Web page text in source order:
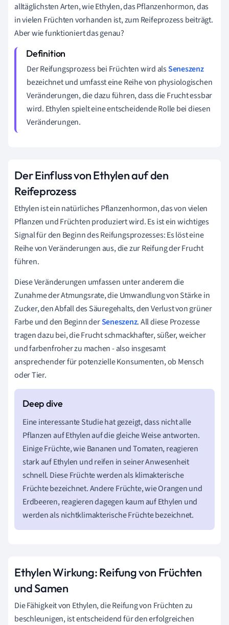
alltäglichsten Arten, wie Ethylen, das Pflanzenhormon, das
in vielen Früchten vorhanden ist, zum Reifeprozess beiträgt.
Aber wie funktioniert das genau?
Der Reifungsprozess bei Früchten wird alsSeneszenz
bezeichnet und umfasst eine Reihe von physiologischen
Veränderungen, die dazu führen, dass die Frucht essbar
wird. Ethylen spielt eine entscheidende Rolle bei diesen
Veränderungen.
Der Einfluss von Ethylen auf den
Reifeprozess
Ethylen ist ein natürliches Pflanzenhormon, das von vielen
Pflanzen und Früchten produziert wird. Es ist ein wichtiges
Signal für den Beginn des Reifungsprozesses: Es löst eine
Reihe von Veränderungen aus, die zur Reifung der Frucht
führen.
Diese Veränderungen umfassen unter anderem die
Zunahme der Atmungsrate, die Umwandlung von Stärke in
Zucker, den Abfall des Säuregehalts, den Verlust von grüner
Farbe und den Beginn derSeneszenz. All diese Prozesse
tragen dazu bei, die Frucht schmackhafter, süßer, weicher
und farbenfroher zu machen - also insgesamt
ansprechender für potenzielle Konsumenten, ob Mensch
oder Tier.
Eine interessante Studie hat gezeigt, dass nicht alle
Pflanzen auf Ethylen auf die gleiche Weise antworten.
Einige Früchte, wie Bananen und Tomaten, reagieren
stark auf Ethylen und reifen in seiner Anwesenheit
schnell. Diese Früchte werden als klimakterische
Früchte bezeichnet. Andere Früchte, wie Orangen und
Erdbeeren, reagieren dagegen kaum auf Ethylen und
werden als nichtklimakterische Früchte bezeichnet.
Ethylen Wirkung: Reifung von Früchten
und Samen
Die Fähigkeit von Ethylen, die Reifung von Früchten zu
beschleunigen, ist entscheidend für den erfolgreichen